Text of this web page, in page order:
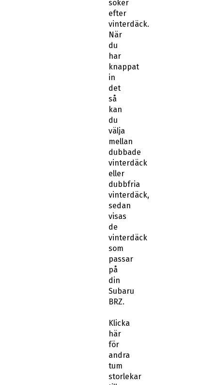
söker
efter
vinterdäck.
När
du
har
knappat
in
det
så
kan
du
välja
mellan
dubbade
vinterdäck
eller
dubbfria
vinterdäck,
sedan
visas
de
vinterdäck
som
passar
på
din
Subaru
BRZ.
Klicka
här
för
andra
tum
storlekar